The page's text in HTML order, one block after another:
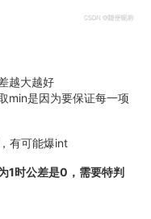
越大越好
min是因为要保证每一项
有可能爆int
1时公差是0，需要特判